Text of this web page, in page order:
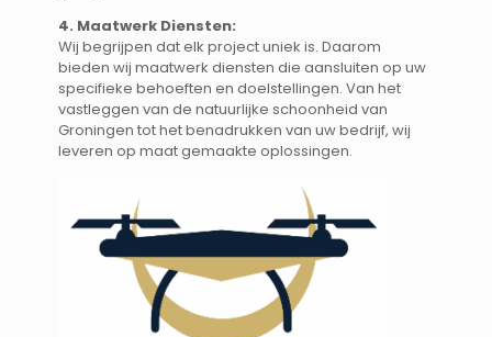
4. Maatwerk Diensten:
Wij begrijpen dat elk project uniek is. Daarom
bieden wij maatwerk diensten die aansluiten op uw
specifieke behoeften en doelstellingen. Van het
vastleggen van de natuurlijke schoonheid van
Groningen tot het benadrukken van uw bedrijf, wij
leveren op maat gemaakte oplossingen.